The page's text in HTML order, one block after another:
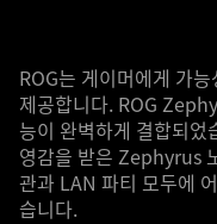
ROG는 게이머에게 가
제공합니다. ROG
능이 완벽하게 결합되었
영감을 받은 Zephyrus
관과 LAN 파티 모두에
습니다.